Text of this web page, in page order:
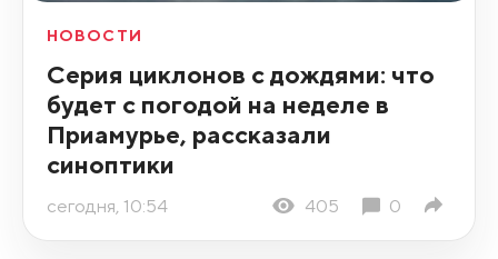
НОВОСТИ
Серия циклонов с дождями: что
будет с погодой на неделе в
Приамурье, рассказали
синоптики
сегодня, 10:54 405 0